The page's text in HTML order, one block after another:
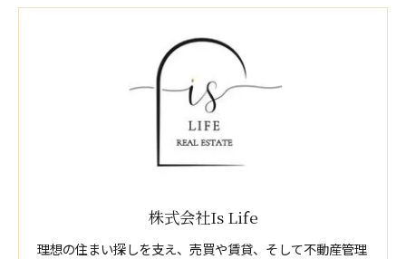
株式会社Is Life
理想の住まい探しを支え、売買や賃貸、そして不動産管理